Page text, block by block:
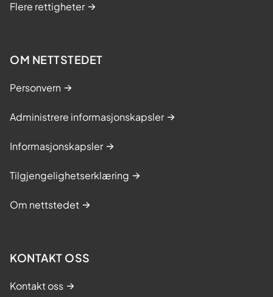
Flere rettigheter
OM NETTSTEDET
Personvern
Administrere informasjonskapsler
Informasjonskapsler
Tilgjengelighetserklæring
Om nettstedet
KONTAKT OSS
Kontakt oss